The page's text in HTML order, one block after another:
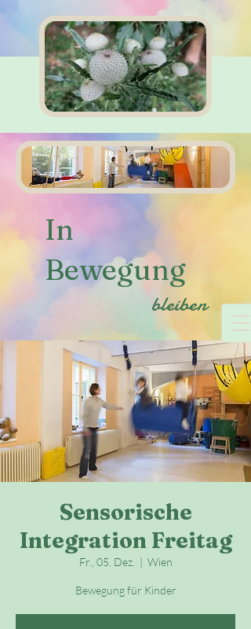
In
Bewegung
bleiben
Sensorische
Integration Freitag
Fr., 05. Dez.
  |
Wien
Bewegung für Kinder